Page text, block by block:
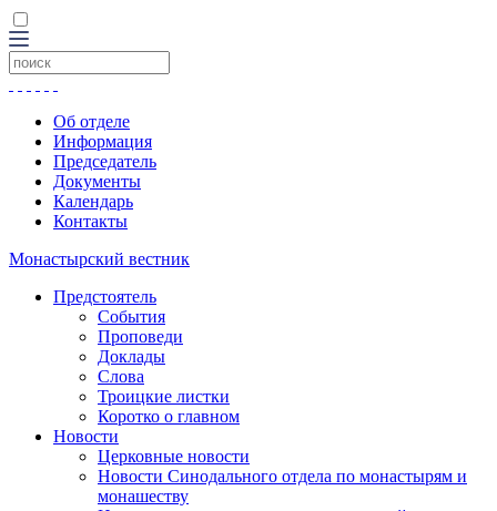
Об отделе
Информация
Председатель
Документы
Календарь
Контакты
Монастырский вестник
Предстоятель
События
Проповеди
Доклады
Слова
Троицкие листки
Коротко о главном
Новости
Церковные новости
Новости Синодального отдела по монастырям и
монашеству